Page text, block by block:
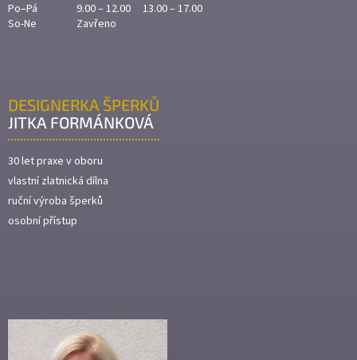
Po–Pá
9.00 – 12.00 13.00 – 17.00
So-Ne
Zavřeno
DESIGNERKA ŠPERKŮ
JITKA FORMÁNKOVÁ
30 let praxe v oboru
vlastní zlatnická dílna
ruční výroba šperků
osobní přístup